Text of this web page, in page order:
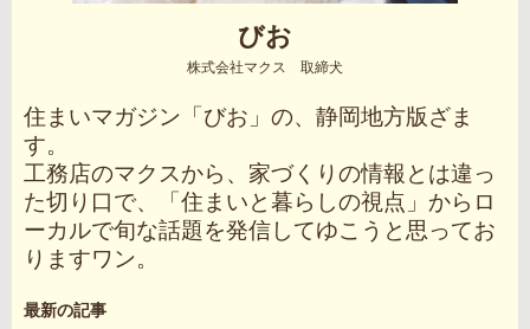
びお
株式会社マクス 取締犬
住まいマガジン「びお」の、静岡地方版ざま
す。
工務店のマクスから、家づくりの情報とは違っ
た切り口で、「住まいと暮らしの視点」からロ
ーカルで旬な話題を発信してゆこうと思ってお
りますワン。
最新の記事